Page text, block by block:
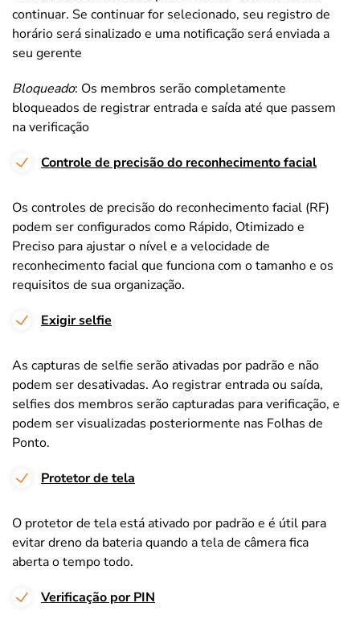
continuar. Se continuar for selecionado, seu registro de
horário será sinalizado e uma notificação será enviada a
seu gerente
Bloqueado: Os membros serão completamente
bloqueados de registrar entrada e saída até que passem
na verificação
Controle de precisão do reconhecimento facial
Os controles de precisão do reconhecimento facial (RF)
podem ser configurados como Rápido, Otimizado e
Preciso para ajustar o nível e a velocidade de
reconhecimento facial que funciona com o tamanho e os
requisitos de sua organização.
Exigir selfie
As capturas de selfie serão ativadas por padrão e não
podem ser desativadas. Ao registrar entrada ou saída,
selfies dos membros serão capturadas para verificação, e
podem ser visualizadas posteriormente nas Folhas de
Ponto.
Protetor de tela
O protetor de tela está ativado por padrão e é útil para
evitar dreno da bateria quando a tela de câmera fica
aberta o tempo todo.
Verificação por PIN